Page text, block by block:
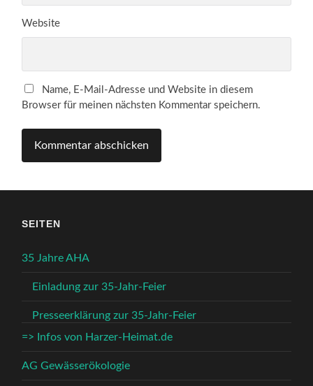
Website
Name, E-Mail-Adresse und Website in diesem
Browser für meinen nächsten Kommentar speichern.
SEITEN
35 Jahre AHA
Einladung zur 35-Jahr-Feier
Presseerklärung zur 35-Jahr-Feier
=> Infos von Harzer-Heimat.de
AG Gewässerökologie